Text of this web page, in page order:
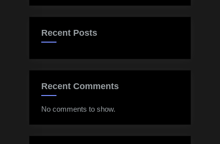
Recent Posts
Recent Comments
No comments to show.